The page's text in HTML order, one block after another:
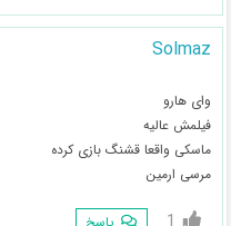
Solmaz
وای هارو
فیلمش عالیه
ماسکی واقعا قشنگ بازی کرده
مرسی ارمین
پاسخ